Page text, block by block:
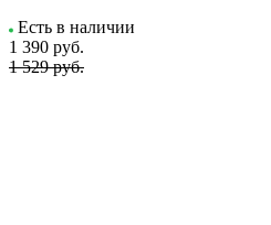
Есть в наличии
1 390 руб.
1 529 руб.